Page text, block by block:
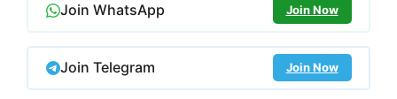
Join WhatsApp Join Now
Join Telegram Join Now